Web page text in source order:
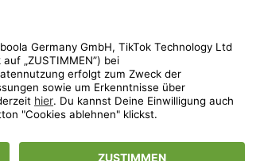
limango.nl limango.pl